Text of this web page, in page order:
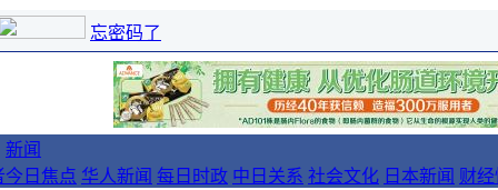
忘密码了
新闻
今日焦点 华人新闻 每日时政 中日关系 社会文化 日本新闻 财